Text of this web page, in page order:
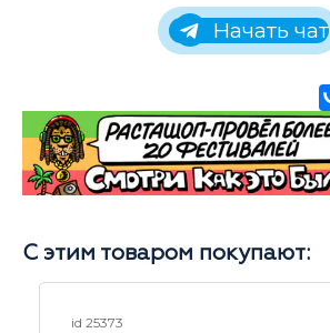
Начать чат
С этим товаром покупают:
id 18963